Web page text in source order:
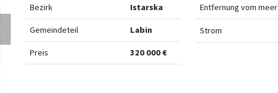
Bezirk Istarska
Gemeindeteil Labin
Preis 320 000 €
Entfernung vom meer
Strom